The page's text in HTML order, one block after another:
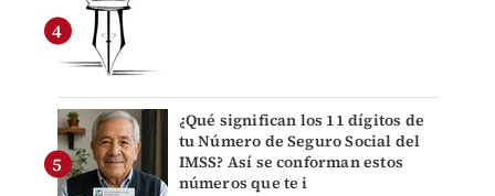
¿Qué significan los 11 dígitos de
tu Número de Seguro Social del
IMSS? Así se conforman estos
números que te i